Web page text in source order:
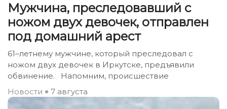
Мужчина, преследовавший с
ножом двух девочек, отправлен
под домашний арест
61–летнему мужчине, который преследовал с
ножом двух девочек в Иркутске, предъявили
обвинение. Напомним, происшествие
Новости
7 августа